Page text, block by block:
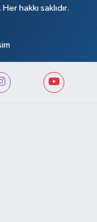
hakkı saklıdır.